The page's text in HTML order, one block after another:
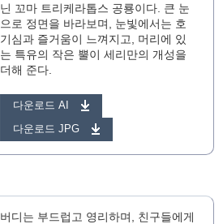
닌 꼬마 트리케라톱스 공룡이다. 큰 눈
으로 정면을 바라보며, 눈빛에서는 호
기심과 즐거움이 느껴지고, 머리에 있
는 특유의 작은 뿔이 세리만의 개성을
더해 준다.
다운로드 AI
다운로드 JPG
버디는 부드럽고 영리하며, 친구들에게